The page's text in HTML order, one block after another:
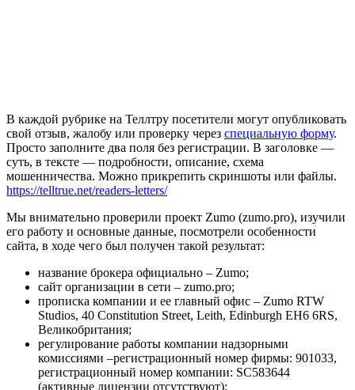
В каждой рубрике на Теллтру посетители могут опубликовать
свой отзыв, жалобу или проверку через специальную форму.
Просто заполните два поля без регистрации. В заголовке —
суть, в тексте — подробности, описание, схема
мошенничества. Можно прикрепить скриншоты или файлы.
https://telltrue.net/readers-letters/
Мы внимательно проверили проект Zumo (zumo.pro), изучили
его работу и основные данные, посмотрели особенности
сайта, в ходе чего был получен такой результат:
название брокера официально – Zumo;
сайт организации в сети – zumo.pro;
прописка компании и ее главный офис – Zumo RTW
Studios, 40 Constitution Street, Leith, Edinburgh EH6 6RS,
Великобритания;
регулирование работы компании надзорными
комиссиями –регистрационный номер фирмы: 901033,
регистрационный номер компании: SC583644
(активные лицензии отсутствуют);